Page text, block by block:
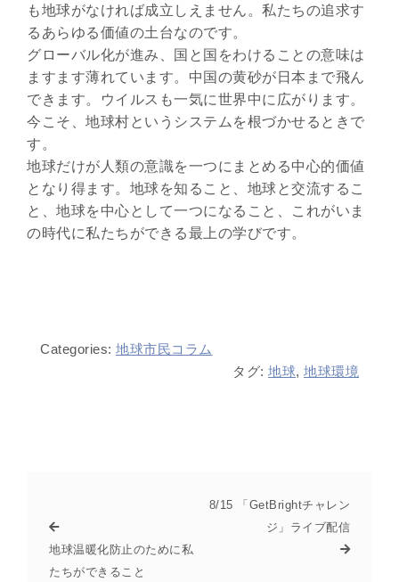
も地球がなければ成立しえません。私たちの追求す
るあらゆる価値の土台なのです。
グローバル化が進み、国と国をわけることの意味は
ますます薄れています。中国の黄砂が日本まで飛ん
できます。ウイルスも一気に世界中に広がります。
今こそ、地球村というシステムを根づかせるときで
す。
地球だけが人類の意識を一つにまとめる中心的価値
となり得ます。地球を知ること、地球と交流するこ
と、地球を中心として一つになること、これがいま
の時代に私たちができる最上の学びです。
Categories: 地球市民コラム
タグ: 地球, 地球環境
地球温暖化防止のために私
たちができること
8/15 「GetBrightチャレン
ジ」ライブ配信